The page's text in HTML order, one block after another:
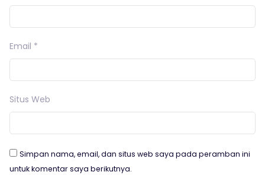
Email *
Situs Web
Simpan nama, email, dan situs web saya pada peramban ini
untuk komentar saya berikutnya.